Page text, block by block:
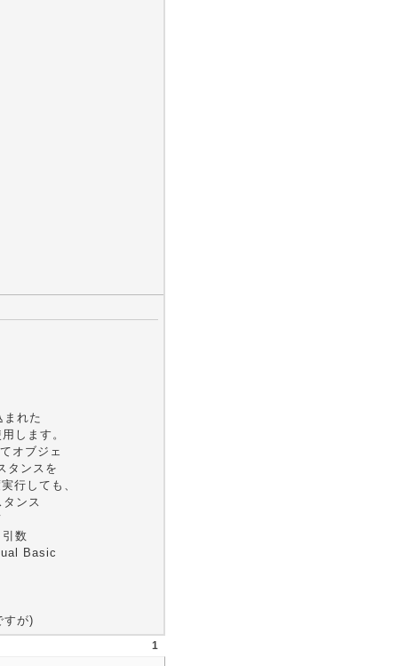
まれた
します。
オブジェ
タンスを
行しても、
ンス
数
Basic
すが)
1